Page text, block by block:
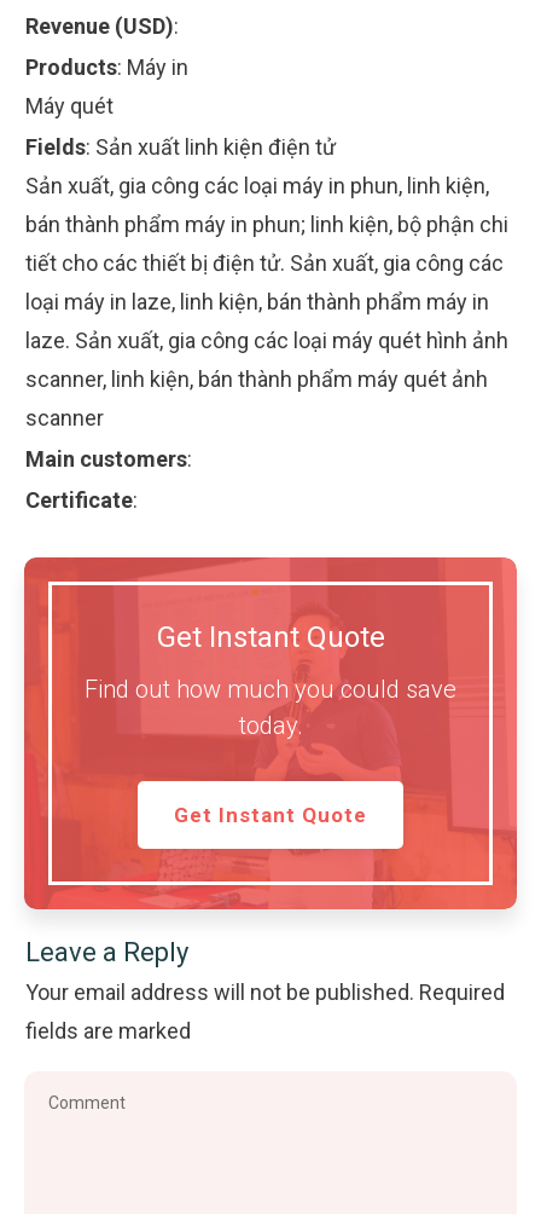
Revenue (USD):
Products: Máy in
Máy quét
Fields: Sản xuất linh kiện điện tử
Sản xuất, gia công các loại máy in phun, linh kiện,
bán thành phẩm máy in phun; linh kiện, bộ phận chi
tiết cho các thiết bị điện tử. Sản xuất, gia công các
loại máy in laze, linh kiện, bán thành phẩm máy in
laze. Sản xuất, gia công các loại máy quét hình ảnh
scanner, linh kiện, bán thành phẩm máy quét ảnh
scanner
Main customers:
Certificate:
Get Instant Quote
Find out how much you could save
today.
Get Instant Quote
Leave a Reply
Your email address will not be published. Required
fields are marked